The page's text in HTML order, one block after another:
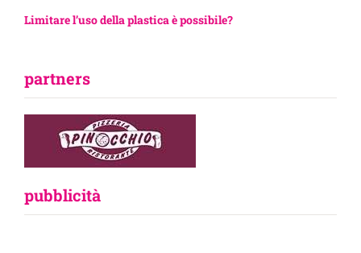
Limitare l’uso della plastica è possibile?
partners
pubblicità